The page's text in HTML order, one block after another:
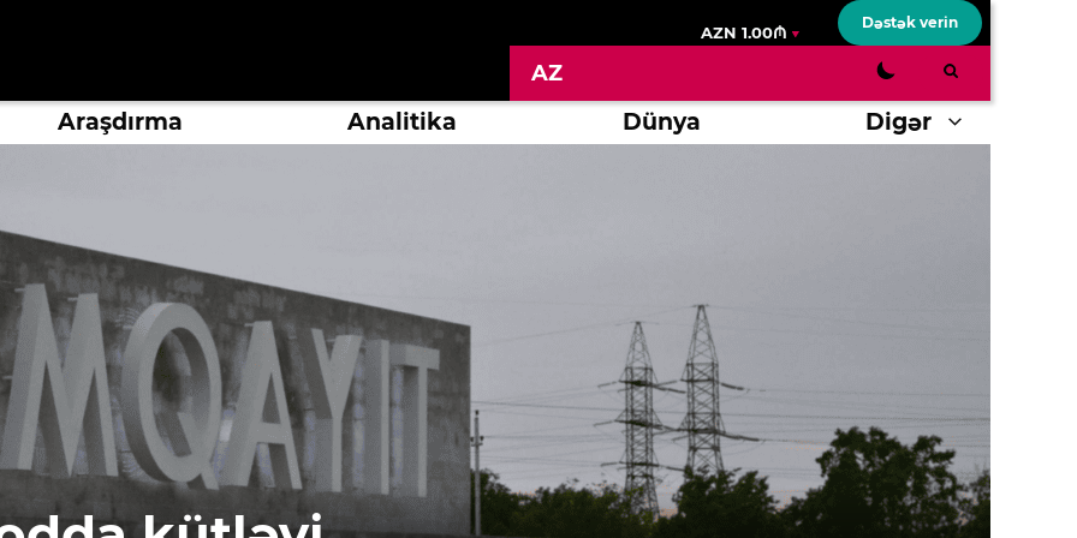
AZN 1.00₼
Dəstək verin
AZ
Araşdırma Analitika Dünya Digər